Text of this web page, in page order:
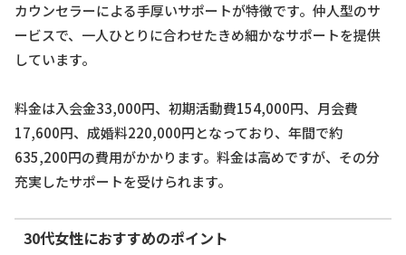
カウンセラーによる手厚いサポートが特徴です。仲人型のサ
ービスで、一人ひとりに合わせたきめ細かなサポートを提供
しています。
料金は入会金33,000円、初期活動費154,000円、月会費
17,600円、成婚料220,000円となっており、年間で約
635,200円の費用がかかります。料金は高めですが、その分
充実したサポートを受けられます。
30代女性におすすめのポイント